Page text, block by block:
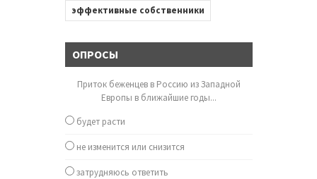
эффективные собственники
ОПРОСЫ
Приток беженцев в Россию из Западной
Европы в ближайшие годы...
будет расти
не изменится или снизится
затрудняюсь ответить